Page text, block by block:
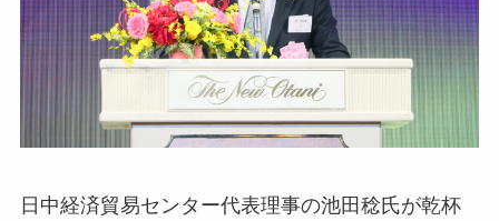
日中経済貿易センター代表理事の池田稔氏が乾杯